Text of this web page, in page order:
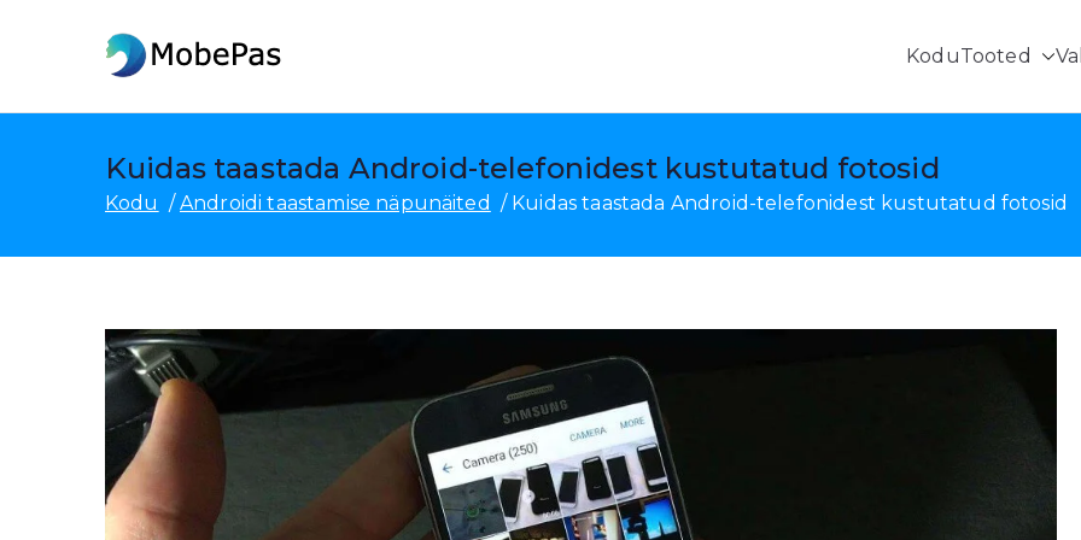
KoduTooted
Kuidas taastada Android-telefonidest kustutatud fotosid
Kodu Androidi taastamise näpunäited Kuidas taastada Android-telefonidest kustutatud fotosid